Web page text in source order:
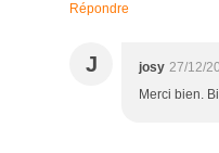
Répondre
J josy 27/12/
Merci bien.